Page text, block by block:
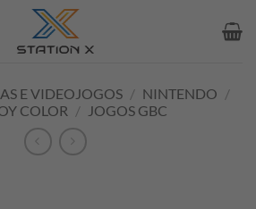
E VIDEOJOGOS / NINTENDO /
COLOR / JOGOS GBC